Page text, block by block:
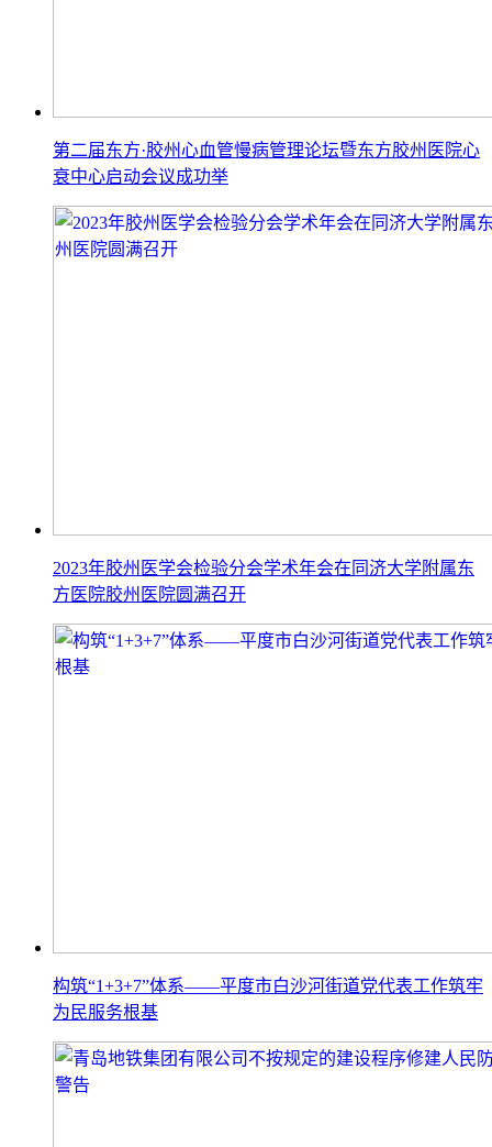
第二届东方·胶州心血管慢病管理论坛暨东方胶州医院心
衰中心启动会议成功举
2023年胶州医学会检验分会学术年会在同济大学附属东
方医院胶州医院圆满召开
构筑“1+3+7”体系——平度市白沙河街道党代表工作筑牢
为民服务根基